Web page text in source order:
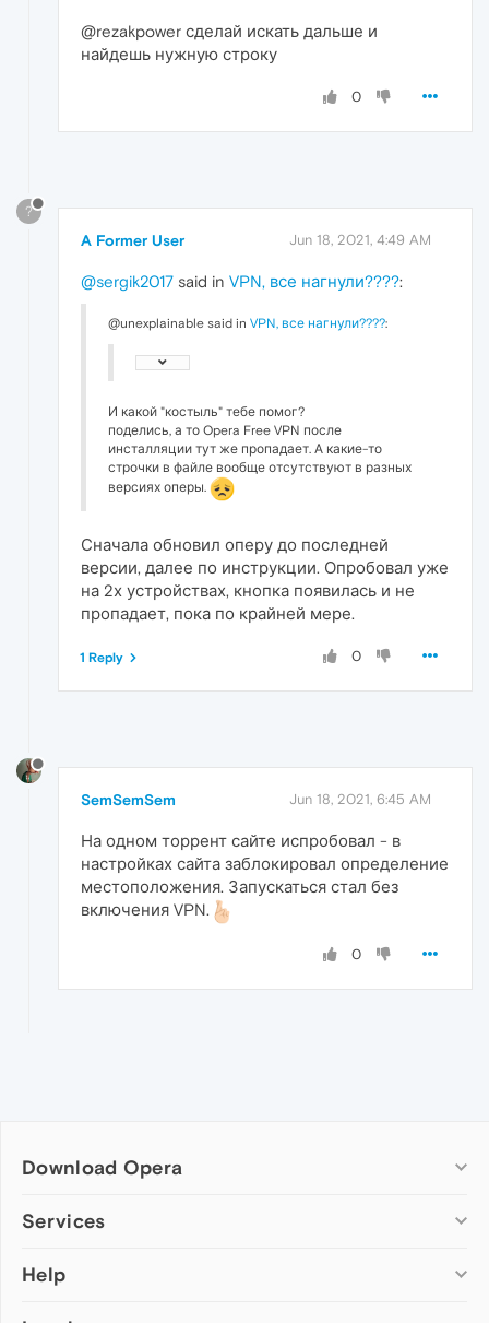
@rezakpower сделай искать дальше и
найдешь нужную строку
0
?
A Former User Jun 18, 2021, 4:49 AM
@sergik2017 said in VPN, все нагнули????:
@unexplainable said in VPN, все нагнули????:
И какой "костыль" тебе помог?
поделись, а то Opera Free VPN после
инсталляции тут же пропадает. А какие-то
строчки в файле вообще отсутствуют в разных
версиях оперы.
Сначала обновил оперу до последней
версии, далее по инструкции. Опробовал уже
на 2х устройствах, кнопка появилась и не
пропадает, пока по крайней мере.
0
1 Reply
SemSemSem Jun 18, 2021, 6:45 AM
На одном торрент сайте испробовал - в
настройках сайта заблокировал определение
местоположения. Запускаться стал без
включения VPN.
0
Download Opera
Computer browsers
Opera for Mac
Services
Add-ons
Help